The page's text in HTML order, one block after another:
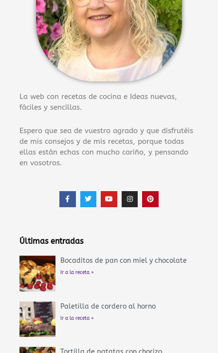
La web con recetas de cocina e Ideas nuevas,
fáciles y sencillas.
Espero que sea de vuestro agrado y que disfrutéis
de mis consejos y de mis recetas, porque todas
ellas están echas con mucho cariño, y pensando
en vosotros.
F
a
c
k
T
w
i
Y
o
u
I
n
s
P
i
n
Últimas entradas
Bocaditos de pan con miel y chocolate
Ir a la receta »
Paletilla de cordero al horno
Ir a la receta »